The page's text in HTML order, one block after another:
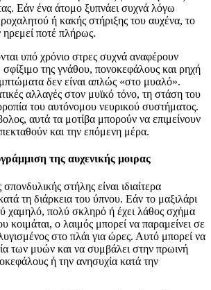
Εάν ένα άτομο ξυπνάει συχνά λόγω
ή κακής στήριξης του αυχένα, το
ποτέ πλήρως.
υπό χρόνιο στρες συχνά αναφέρουν
της γνάθου, πονοκεφάλους και ρηχή
δεν είναι απλώς «στο μυαλό».
αλλαγές στον μυϊκό τόνο, τη στάση του
του αυτόνομου νευρικού συστήματος.
αυτά τα μοτίβα μπορούν να επιμείνουν
και την επόμενη μέρα.
της αυχενικής μοιρας
στήλης είναι ιδιαίτερα
τη διάρκεια του ύπνου. Εάν το μαξιλάρι
χαμηλό, πολύ σκληρό ή έχει λάθος σχήμα
κοιμάται, ο λαιμός μπορεί να παραμείνει σε
στο πλάι για ώρες. Αυτό μπορεί να
των μυών και να συμβάλει στην πρωινή
ή την ανησυχία κατά την